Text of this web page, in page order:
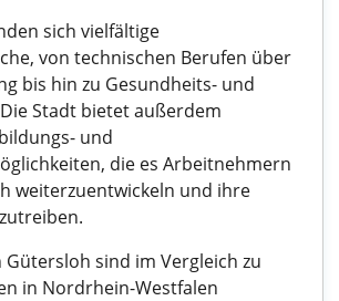
sich vielfältige
von technischen Berufen über
bis hin zu Gesundheits- und
Stadt bietet außerdem
und
die es Arbeitnehmern
weiterzuentwickeln und ihre
Gütersloh sind im Vergleich zu
in Nordrhein-Westfalen